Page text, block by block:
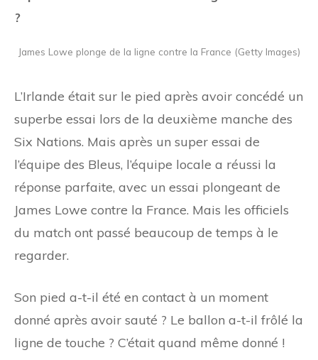
?
James Lowe plonge de la ligne contre la France (Getty Images)
L’Irlande était sur le pied après avoir concédé un
superbe essai lors de la deuxième manche des
Six Nations. Mais après un super essai de
l’équipe des Bleus, l’équipe locale a réussi la
réponse parfaite, avec un essai plongeant de
James Lowe contre la France. Mais les officiels
du match ont passé beaucoup de temps à le
regarder.
Son pied a-t-il été en contact à un moment
donné après avoir sauté ? Le ballon a-t-il frôlé la
ligne de touche ? C’était quand même donné !